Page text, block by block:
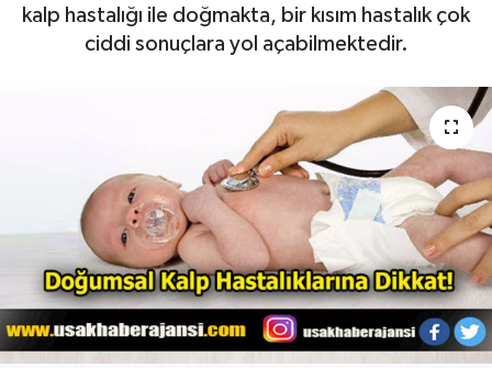
kalp hastalığı ile doğmakta, bir kısım hastalık çok
ciddi sonuçlara yol açabilmektedir.
SAĞLIK
EĞİTİM
ÇEVRE
DÜNYA
HABERDE İNSAN
Puan Durumu ve Fikstür
Haber Arşivi